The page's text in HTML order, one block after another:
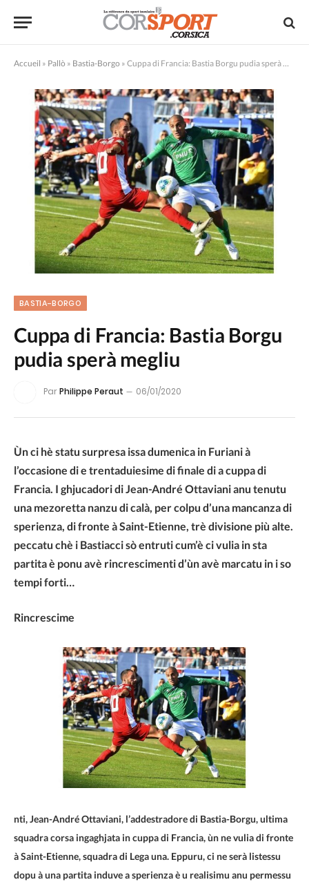
Accueil » Pallò » Bastia-Borgo » Cuppa di Francia: Bastia Borgu pudia sperà megliu
BASTIA-BORGO
Cuppa di Francia: Bastia Borgu
pudia sperà megliu
ParPhilippe Peraut 06/01/2020
Ùn ci hè statu surpresa issa dumenica in Furiani à
l’occasione di e trentaduiesime di finale di a cuppa di
Francia. I ghjucadori di Jean-André Ottaviani anu tenutu
una mezoretta nanzu di calà, per colpu d’una mancanza di
sperienza, di fronte à Saint-Etienne, trè divisione più alte.
peccatu chè i Bastiacci sò entruti cum’è ci vulia in sta
partita è ponu avè rincrescimenti d’ùn avè marcatu in i so
tempi forti…
Rincrescime
nti, Jean-André Ottaviani, l’addestradore di Bastia-Borgu, ultima
squadra corsa ingaghjata in cuppa di Francia, ùn ne vulia di fronte
à Saint-Etienne, squadra di Lega una. Eppuru, ci ne serà listessu
dopu à una partita induve a sperienza è u realisimu anu permessu